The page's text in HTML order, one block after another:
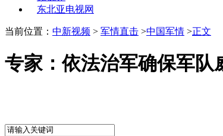
东北亚电视网
当前位置： 中新视频 > 军情直击 >中国军情 >正文
专家：依法治军确保军队